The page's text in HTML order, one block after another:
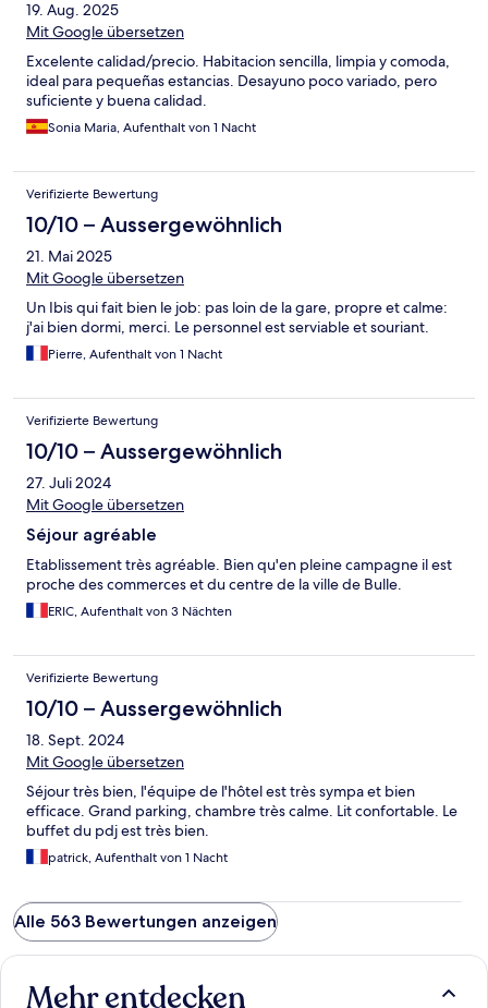
19. Aug. 2025
Mit Google übersetzen
Excelente calidad/precio. Habitacion sencilla, limpia y comoda,
ideal para pequeñas estancias. Desayuno poco variado, pero
suficiente y buena calidad.
Sonia Maria, Aufenthalt von 1 Nacht
Verifizierte Bewertung
10/10 – Aussergewöhnlich
21. Mai 2025
Mit Google übersetzen
Un Ibis qui fait bien le job: pas loin de la gare, propre et calme:
j'ai bien dormi, merci. Le personnel est serviable et souriant.
Pierre, Aufenthalt von 1 Nacht
Verifizierte Bewertung
10/10 – Aussergewöhnlich
27. Juli 2024
Mit Google übersetzen
Séjour agréable
Etablissement très agréable. Bien qu'en pleine campagne il est
proche des commerces et du centre de la ville de Bulle.
ERIC, Aufenthalt von 3 Nächten
Verifizierte Bewertung
10/10 – Aussergewöhnlich
18. Sept. 2024
Mit Google übersetzen
Séjour très bien, l'équipe de l'hôtel est très sympa et bien
efficace. Grand parking, chambre très calme. Lit confortable. Le
buffet du pdj est très bien.
patrick, Aufenthalt von 1 Nacht
Alle 563 Bewertungen anzeigen
Mehr entdecken